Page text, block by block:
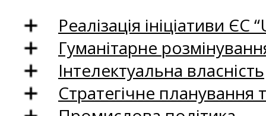
Реалізація ініціативи ЄС
Гуманітарне
Інтелектуальна власність
Стратегічне